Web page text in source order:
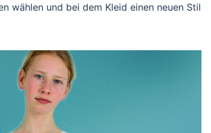
wählen und bei dem Kleid einen neuen Stil